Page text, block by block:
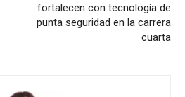
fortalecen con tecnología de
punta seguridad en la carrera
cuarta